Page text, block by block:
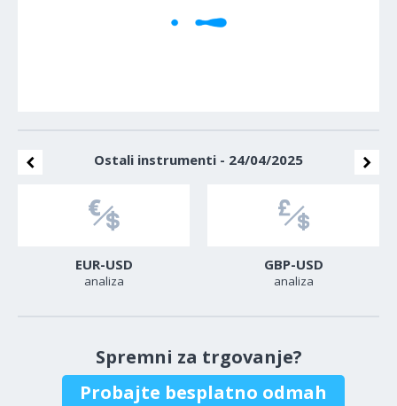
Ostali instrumenti - 24/04/2025
EUR-USD
analiza
GBP-USD
analiza
Spremni za trgovanje?
Probajte besplatno odmah